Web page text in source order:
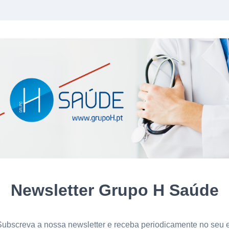
Newsletter Grupo H Saúde
a nossa newsletter e receba periodicamente no seu